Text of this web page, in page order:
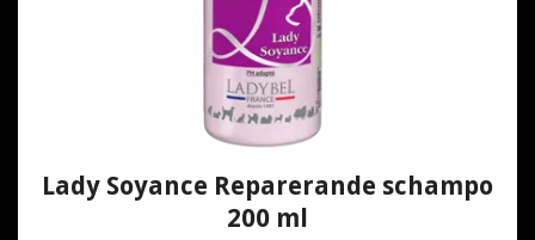
Lady Soyance Reparerande schampo
200 ml